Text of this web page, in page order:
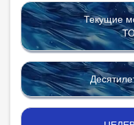
Текущие